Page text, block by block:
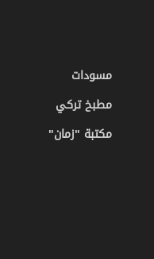
مسودات
مطبخ تركي
مكتبة "زمان"